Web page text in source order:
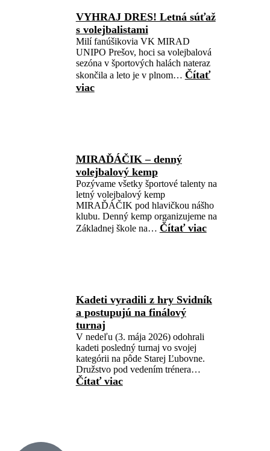
VYHRAJ DRES! Letná súťaž
s volejbalistami
Milí fanúšikovia VK MIRAD
UNIPO Prešov, hoci sa volejbalová
sezóna v športových halách nateraz
skončila a leto je v plnom… Čítať
viac
MIRAĎÁČIK – denný
volejbalový kemp
Pozývame všetky športové talenty na
letný volejbalový kemp
MIRAĎÁČIK pod hlavičkou nášho
klubu. Denný kemp organizujeme na
Základnej škole na… Čítať viac
Kadeti vyradili z hry Svidník
a postupujú na finálový
turnaj
V nedeľu (3. mája 2026) odohrali
kadeti posledný turnaj vo svojej
kategórii na pôde Starej Ľubovne.
Družstvo pod vedením trénera…
Čítať viac